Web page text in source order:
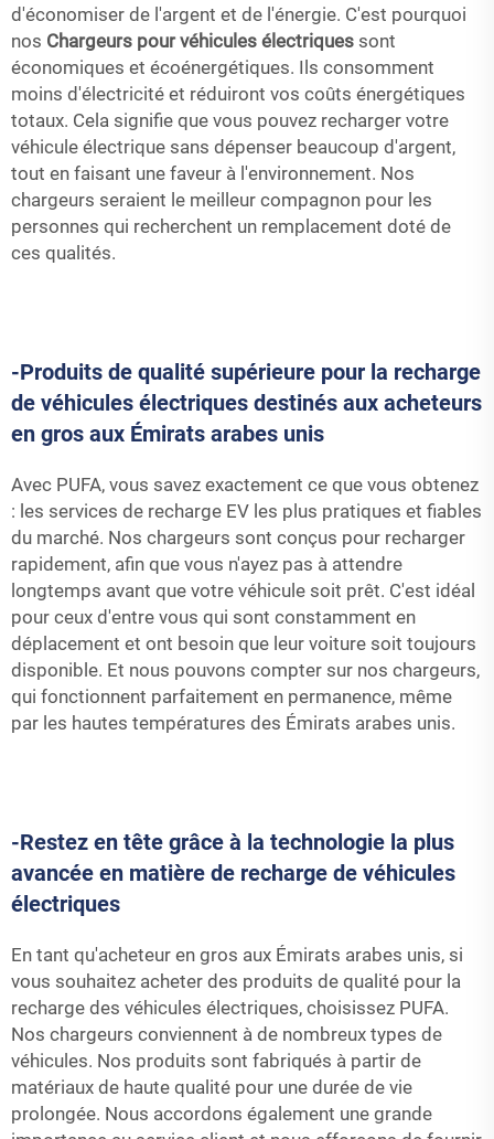
d'économiser de l'argent et de l'énergie. C'est pourquoi
nos Chargeurs pour véhicules électriques sont
économiques et écoénergétiques. Ils consomment
moins d'électricité et réduiront vos coûts énergétiques
totaux. Cela signifie que vous pouvez recharger votre
véhicule électrique sans dépenser beaucoup d'argent,
tout en faisant une faveur à l'environnement. Nos
chargeurs seraient le meilleur compagnon pour les
personnes qui recherchent un remplacement doté de
ces qualités.
-Produits de qualité supérieure pour la recharge
de véhicules électriques destinés aux acheteurs
en gros aux Émirats arabes unis
Avec PUFA, vous savez exactement ce que vous obtenez
: les services de recharge EV les plus pratiques et fiables
du marché. Nos chargeurs sont conçus pour recharger
rapidement, afin que vous n'ayez pas à attendre
longtemps avant que votre véhicule soit prêt. C'est idéal
pour ceux d'entre vous qui sont constamment en
déplacement et ont besoin que leur voiture soit toujours
disponible. Et nous pouvons compter sur nos chargeurs,
qui fonctionnent parfaitement en permanence, même
par les hautes températures des Émirats arabes unis.
-Restez en tête grâce à la technologie la plus
avancée en matière de recharge de véhicules
électriques
En tant qu'acheteur en gros aux Émirats arabes unis, si
vous souhaitez acheter des produits de qualité pour la
recharge des véhicules électriques, choisissez PUFA.
Nos chargeurs conviennent à de nombreux types de
véhicules. Nos produits sont fabriqués à partir de
matériaux de haute qualité pour une durée de vie
prolongée. Nous accordons également une grande